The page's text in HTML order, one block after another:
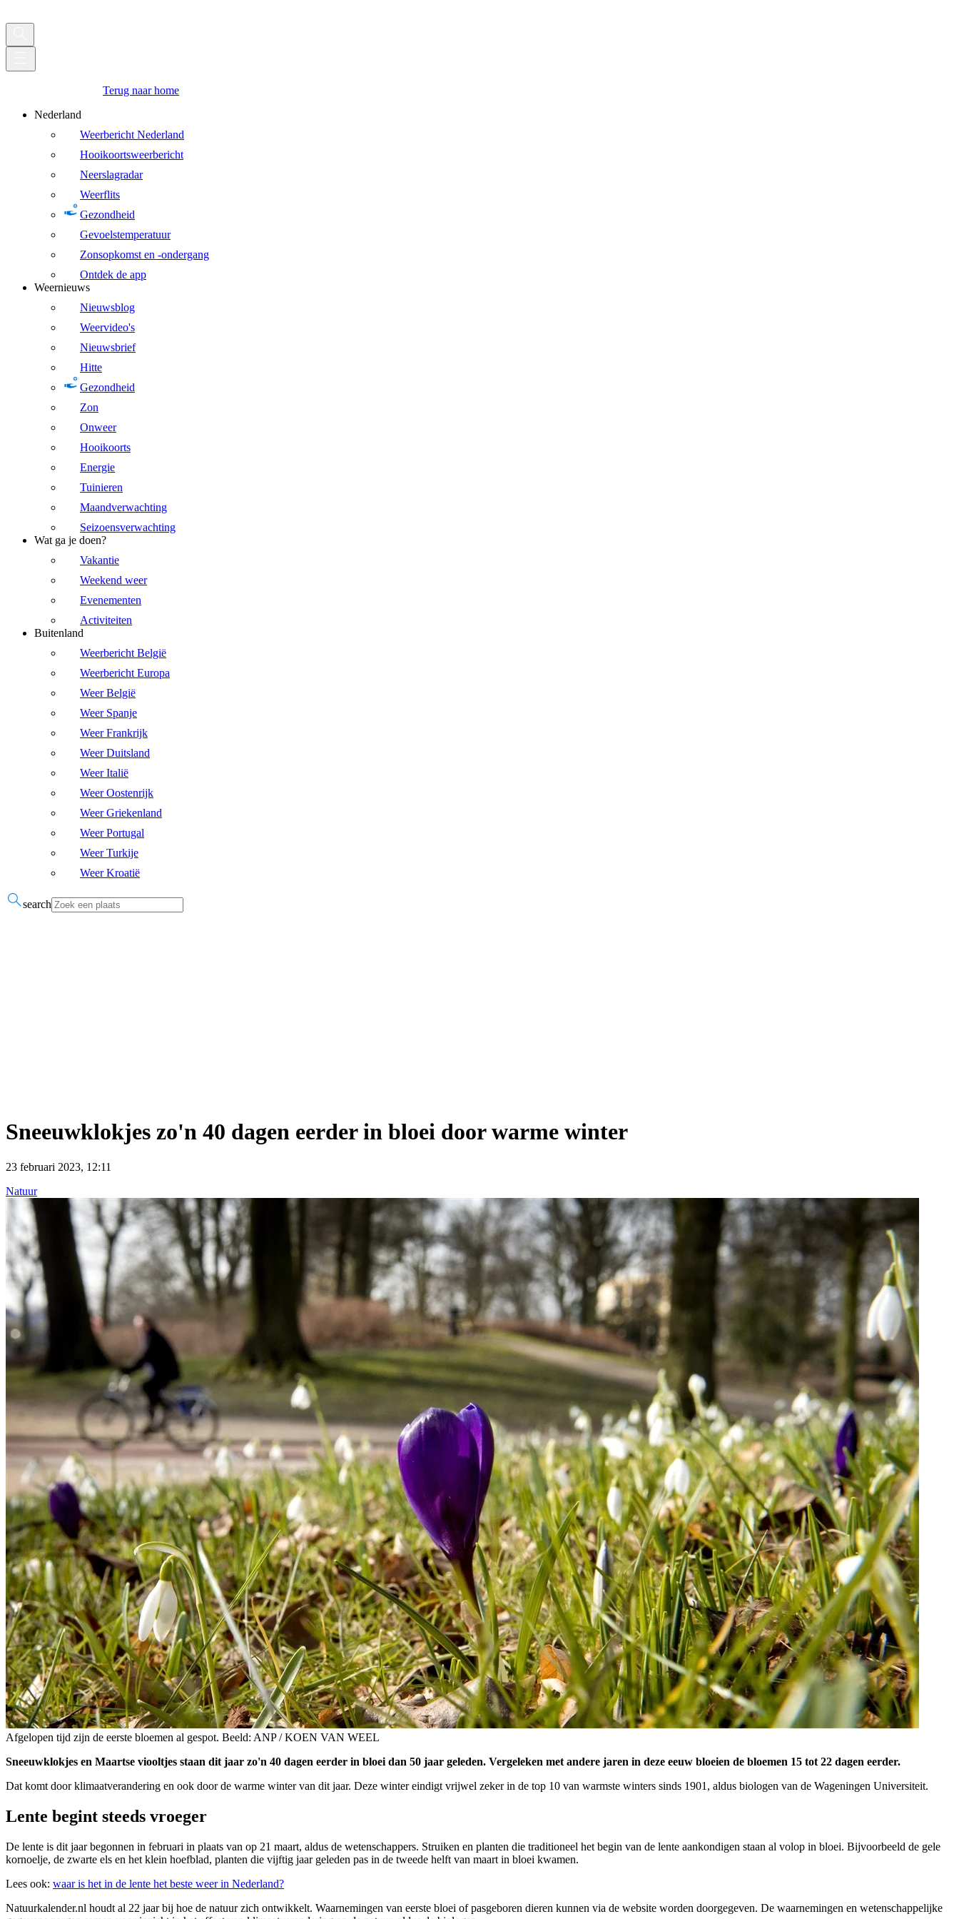
Terug naar home
Nederland
Weerbericht Nederland
Hooikoortsweerbericht
Neerslagradar
Weerflits
Gezondheid
Gevoelstemperatuur
Zonsopkomst en -ondergang
Ontdek de app
Weernieuws
Nieuwsblog
Weervideo's
Nieuwsbrief
Hitte
Gezondheid
Zon
Onweer
Hooikoorts
Energie
Tuinieren
Maandverwachting
Seizoensverwachting
Wat ga je doen?
Vakantie
Weekend weer
Evenementen
Activiteiten
Buitenland
Weerbericht België
Weerbericht Europa
Weer België
Weer Spanje
Weer Frankrijk
Weer Duitsland
Weer Italië
Weer Oostenrijk
Weer Griekenland
Weer Portugal
Weer Turkije
Weer Kroatië
search
Sneeuwklokjes zo'n 40 dagen eerder in bloei door warme winter
23 februari 2023, 12:11
Natuur
Afgelopen tijd zijn de eerste bloemen al gespot. Beeld: ANP / KOEN VAN WEEL
Sneeuwklokjes en Maartse viooltjes staan dit jaar zo'n 40 dagen eerder in bloei dan 50 jaar geleden. Vergeleken met andere jaren in deze eeuw bloeien de bloemen 15 tot 22 dagen eerder.
Dat komt door klimaatverandering en ook door de warme winter van dit jaar. Deze winter eindigt vrijwel zeker in de top 10 van warmste winters sinds 1901, aldus biologen van de Wageningen Universiteit.
Lente begint steeds vroeger
De lente is dit jaar begonnen in februari in plaats van op 21 maart, aldus de wetenschappers. Struiken en planten die traditioneel het begin van de lente aankondigen staan al volop in bloei. Bijvoorbeeld de gele
kornoelje, de zwarte els en het klein hoefblad, planten die vijftig jaar geleden pas in de tweede helft van maart in bloei kwamen.
Lees ook: waar is het in de lente het beste weer in Nederland?
Natuurkalender.nl houdt al 22 jaar bij hoe de natuur zich ontwikkelt. Waarnemingen van eerste bloei of pasgeboren dieren kunnen via de website worden doorgegeven. De waarnemingen en wetenschappelijke